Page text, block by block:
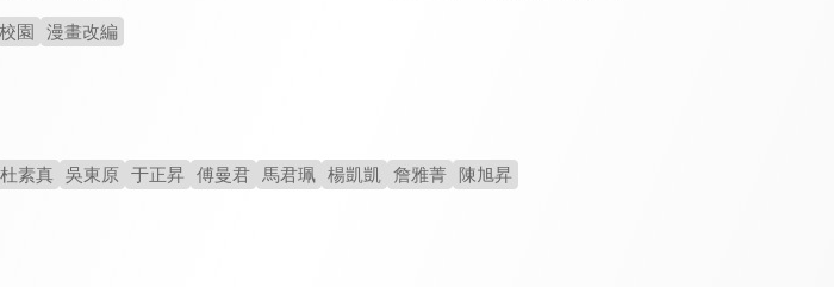
校園 漫畫改編
杜素真 吳東原 于正昇 傅曼君 馬君珮 楊凱凱 詹雅菁 陳旭昇